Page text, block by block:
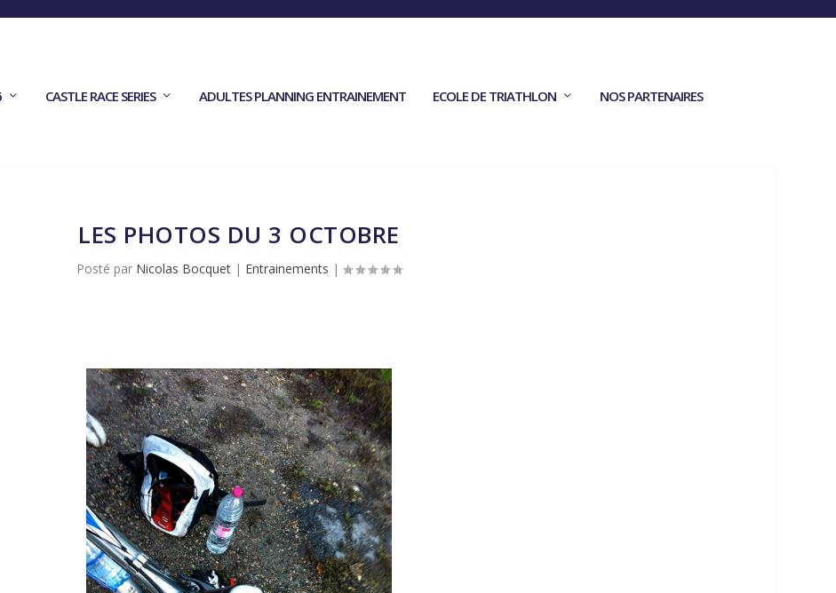
CASTLE RACE SERIES ADULTES PLANNING ENTRAINEMENT ECOLE DE TRIATHLON NOS PARTENAIRES
LES PHOTOS DU 3 OCTOBRE
Posté par Nicolas Bocquet | Entrainements |